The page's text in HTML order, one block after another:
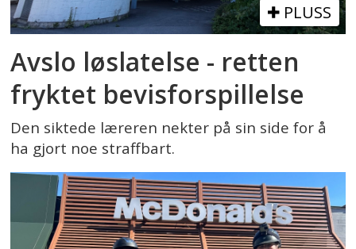
PLUSS
Avslo løslatelse - retten
fryktet bevisforspillelse
Den siktede læreren nekter på sin side for å
ha gjort noe straffbart.